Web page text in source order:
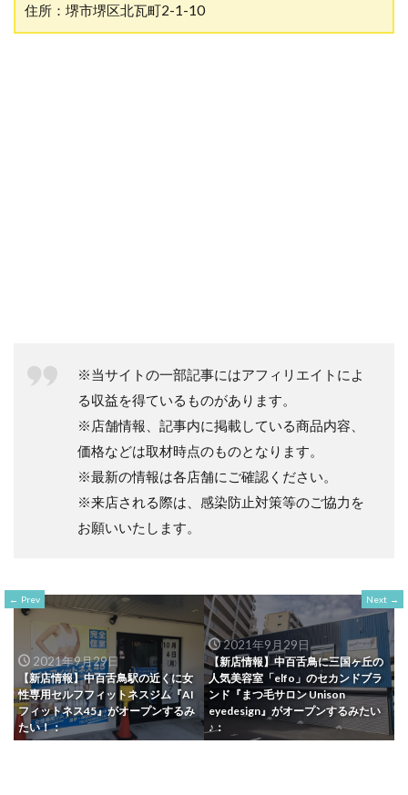
住所：堺市堺区北瓦町2-1-10
※当サイトの一部記事にはアフィリエイトによ
る収益を得ているものがあります。
※店舗情報、記事内に掲載している商品内容、
価格などは取材時点のものとなります。
※最新の情報は各店舗にご確認ください。
※来店される際は、感染防止対策等のご協力を
お願いいたします。
Prev
2021年9月29日
【新店情報】中百舌鳥駅の近くに女
性専用セルフフィットネスジム『AI
フィットネス45』がオープンするみ
たい！：
Next
2021年9月29日
【新店情報】中百舌鳥に三国ヶ丘の
人気美容室「elfo」のセカンドブラ
ンド『まつ毛サロン Unison
eyedesign』がオープンするみたい
♪：